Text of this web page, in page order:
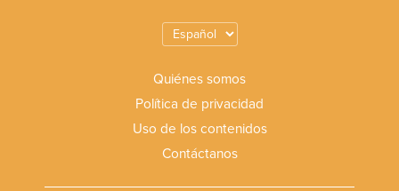
Quiénes somos
Política de privacidad
Uso de los contenidos
Contáctanos